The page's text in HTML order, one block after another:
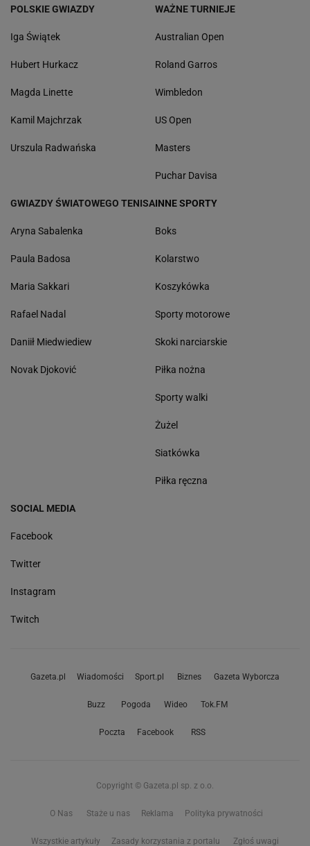
POLSKIE GWIAZDY
Iga Świątek
Hubert Hurkacz
Magda Linette
Kamil Majchrzak
Urszula Radwańska
WAŻNE TURNIEJE
Australian Open
Roland Garros
Wimbledon
US Open
Masters
Puchar Davisa
GWIAZDY ŚWIATOWEGO TENISA
Aryna Sabalenka
Paula Badosa
Maria Sakkari
Rafael Nadal
Daniił Miedwiediew
Novak Djoković
INNE SPORTY
Boks
Kolarstwo
Koszykówka
Sporty motorowe
Skoki narciarskie
Piłka nożna
Sporty walki
Żużel
Siatkówka
Piłka ręczna
SOCIAL MEDIA
Facebook
Twitter
Instagram
Twitch
Gazeta.pl Wiadomości Sport.pl Biznes Gazeta Wyborcza
Buzz Pogoda Wideo Tok.FM
Poczta Facebook RSS
Copyright © Gazeta.pl sp. z o.o.
O Nas Staże u nas Reklama Polityka prywatności
Wszystkie artykuły Zasady korzystania z portalu Zgłoś uwagi